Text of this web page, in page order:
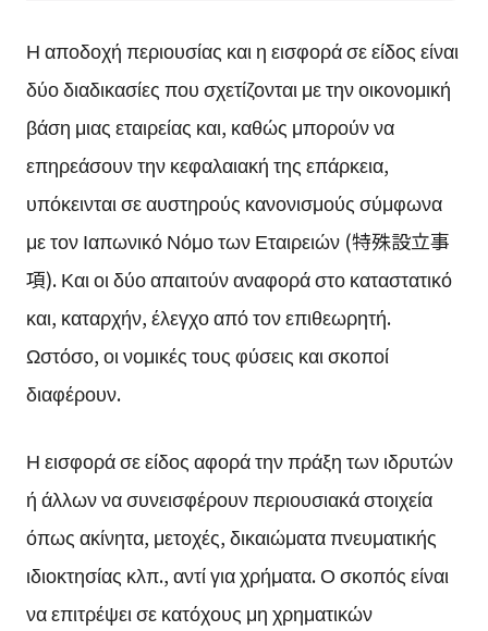
Η αποδοχή περιουσίας και η εισφορά σε είδος είναι
δύο διαδικασίες που σχετίζονται με την οικονομική
βάση μιας εταιρείας και, καθώς μπορούν να
επηρεάσουν την κεφαλαιακή της επάρκεια,
υπόκεινται σε αυστηρούς κανονισμούς σύμφωνα
με τον Ιαπωνικό Νόμο των Εταιρειών (特殊設立事
項). Και οι δύο απαιτούν αναφορά στο καταστατικό
και, καταρχήν, έλεγχο από τον επιθεωρητή.
Ωστόσο, οι νομικές τους φύσεις και σκοποί
διαφέρουν.
Η εισφορά σε είδος αφορά την πράξη των ιδρυτών
ή άλλων να συνεισφέρουν περιουσιακά στοιχεία
όπως ακίνητα, μετοχές, δικαιώματα πνευματικής
ιδιοκτησίας κλπ., αντί για χρήματα. Ο σκοπός είναι
να επιτρέψει σε κατόχους μη χρηματικών